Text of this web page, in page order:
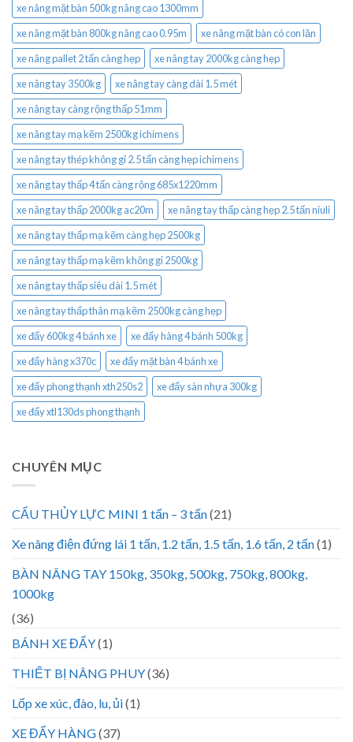
xe nâng mặt bàn 500kg nâng cao 1300mm
xe nâng mặt bàn 800kg nâng cao 0.95m
xe nâng mặt bàn có con lăn
xe nâng pallet 2 tấn càng hẹp
xe nâng tay 2000kg càng hẹp
xe nâng tay 3500kg
xe nâng tay càng dài 1.5 mét
xe nâng tay càng rộng thấp 51mm
xe nâng tay mạ kẽm 2500kg ichimens
xe nâng tay thép không gỉ 2.5 tấn càng hẹp ichimens
xe nâng tay thấp 4 tấn càng rộng 685x1220mm
xe nâng tay thấp 2000kg ac20m
xe nâng tay thấp càng hẹp 2.5 tấn niuli
xe nâng tay thấp mạ kẽm càng hẹp 2500kg
xe nâng tay thấp mạ kẽm không gỉ 2500kg
xe nâng tay thấp siêu dài 1.5 mét
xe nâng tay thấp thân mạ kẽm 2500kg càng hẹp
xe đẩy 600kg 4 bánh xe
xe đẩy hàng 4 bánh 500kg
xe đẩy hàng x370c
xe đẩy mặt bàn 4 bánh xe
xe đẩy phong thạnh xth250s2
xe đẩy sàn nhựa 300kg
xe đẩy xtl130ds phong thạnh
CHUYÊN MỤC
CẨU THỦY LỰC MINI 1 tấn – 3 tấn(21)
Xe nâng điện đứng lái 1 tấn, 1.2 tấn, 1.5 tấn, 1.6 tấn, 2 tấn(1)
BÀN NÂNG TAY 150kg, 350kg, 500kg, 750kg, 800kg,
1000kg
(36)
BÁNH XE ĐẨY(1)
THIẾT BỊ NÂNG PHUY(36)
Lốp xe xúc, đào, lu, ủi(1)
XE ĐẨY HÀNG(37)